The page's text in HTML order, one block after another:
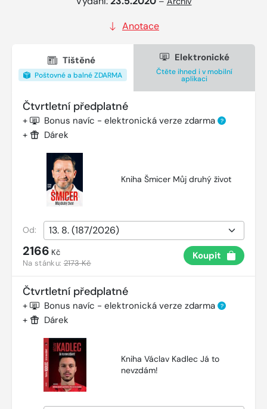
Anotace
Tištěné
Poštovné a balné ZDARMA
Elektronické
Čtěte ihned i v mobilní
aplikaci
Čtvrtletní předplatné
+ Bonus navíc - elektronická verze zdarma ?
+ Dárek
Kniha Šmicer Můj druhý život
Od:
2166 Kč
Na stánku:2173 Kč
Koupit
Čtvrtletní předplatné
+ Bonus navíc - elektronická verze zdarma ?
+ Dárek
Kniha Václav Kadlec Já to
nevzdám!